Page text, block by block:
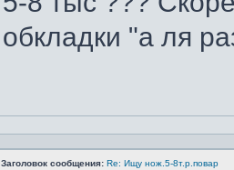
обкладки "а ля
Заголовок сообщения: Re: Ищу нож.5-8т.р.повар